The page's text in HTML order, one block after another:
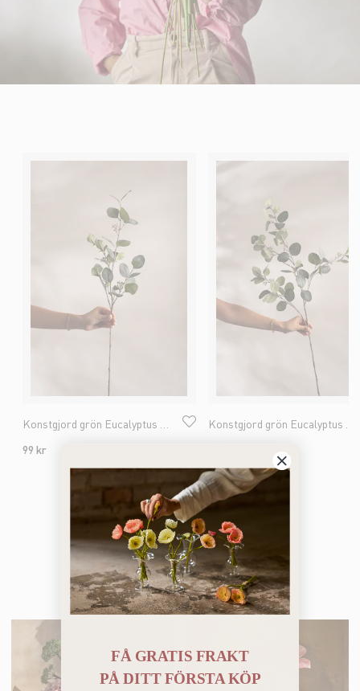
99 kr
Liknande artiklar
FÅ GRATIS FRAKT
PÅDITT FÖRSTA KÖP